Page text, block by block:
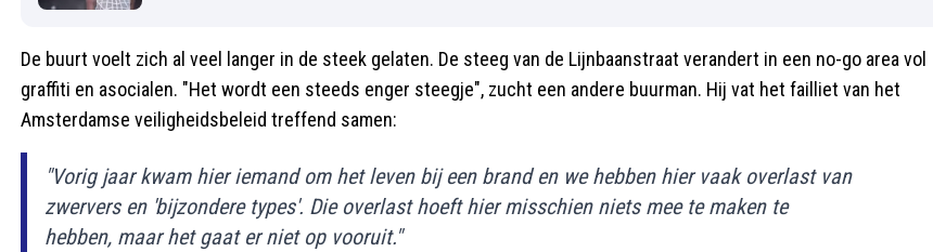
De buurt voelt zich al veel langer in de steek gelaten. De steeg van de Lijnbaanstraat verandert in een no-go area vol
graffiti en asocialen. "Het wordt een steeds enger steegje", zucht een andere buurman. Hij vat het failliet van het
Amsterdamse veiligheidsbeleid treffend samen:
"Vorig jaar kwam hier iemand om het leven bij een brand en we hebben hier vaak overlast van
zwervers en 'bijzondere types'. Die overlast hoeft hier misschien niets mee te maken te
hebben, maar het gaat er niet op vooruit."